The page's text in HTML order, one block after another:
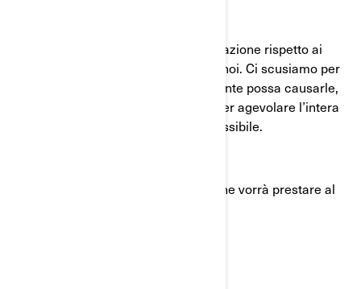
La Sua sicurezza e costante soddisfazione rispetto ai
nostri prodotti sono una priorità per noi. Ci scusiamo per
qualsiasi disturbo questo inconveniente possa causarle,
e Le garantiamo il nostro impegno per agevolare l’intera
procedura nella massima misura possibile.
Grazie per l'attenzione immediata che vorrà prestare al